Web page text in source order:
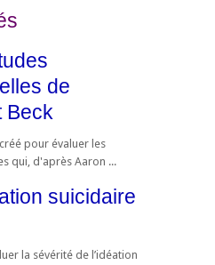
de
Beck
pour évaluer les
qui, d'après Aaron ...
suicidaire
la sévérité de l’idéation